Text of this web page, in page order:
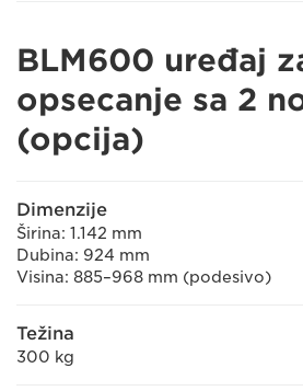
BLM600 uređaj
opsecanje sa 2
(opcija)
Dimenzije
Širina: 1.142 mm
Dubina: 924 mm
Visina: 885–968 mm (podesivo)
Težina
300 kg